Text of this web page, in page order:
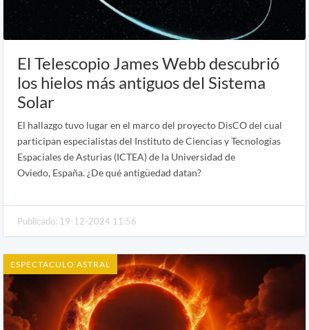
El Telescopio James Webb descubrió
los hielos más antiguos del Sistema
Solar
El hallazgo tuvo lugar en el marco del proyecto DisCO del cual
participan especialistas del Instituto de Ciencias y Tecnologías
Espaciales de Asturias (ICTEA) de la Universidad de
Oviedo, España. ¿De qué antigüedad datan?
Publicado: 19-12-2024 11:56
ESPECTACULO ASTRAL